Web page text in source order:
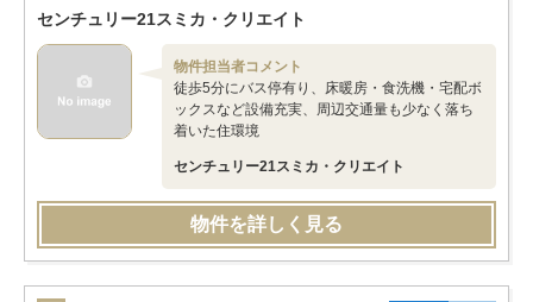
センチュリー21スミカ・クリエイト
物件担当者コメント
徒歩5分にバス停有り、床暖房・食洗機・宅配ボ
ックスなど設備充実、周辺交通量も少なく落ち
着いた住環境
センチュリー21スミカ・クリエイト
物件を詳しく見る